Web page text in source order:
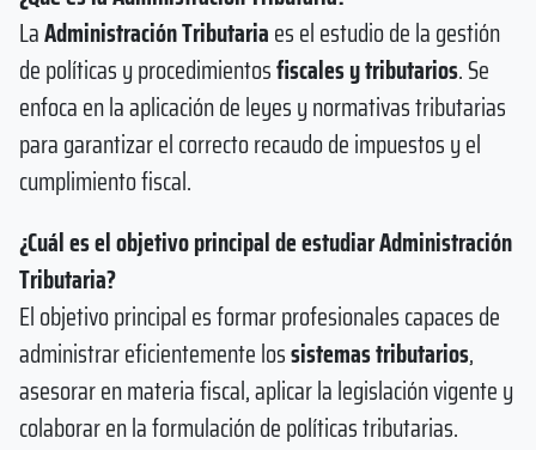
LaAdministración Tributariaes el estudio de la gestión
de políticas y procedimientosfiscales y tributarios. Se
enfoca en la aplicación de leyes y normativas tributarias
para garantizar el correcto recaudo de impuestos y el
cumplimiento fiscal.
¿Cuál es el objetivo principal de estudiar Administración
Tributaria?
El objetivo principal es formar profesionales capaces de
administrar eficientemente lossistemas tributarios,
asesorar en materia fiscal, aplicar la legislación vigente y
colaborar en la formulación de políticas tributarias.